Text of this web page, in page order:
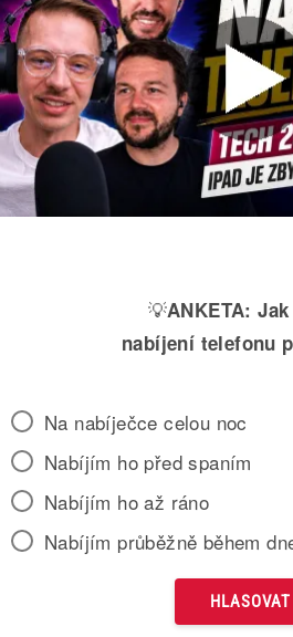
💡ANKETA:
nabíjení telefonu
Na nabíječce celou noc
Nabíjím ho před spaním
Nabíjím ho až ráno
Nabíjím průběžně během